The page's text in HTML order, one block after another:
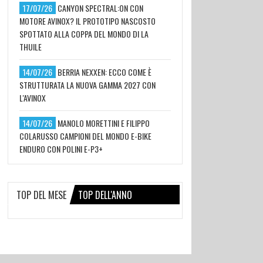
17/07/26 CANYON SPECTRAL:ON CON
MOTORE AVINOX? IL PROTOTIPO NASCOSTO
SPOTTATO ALLA COPPA DEL MONDO DI LA
THUILE
14/07/26 BERRIA NEXXEN: ECCO COME È
STRUTTURATA LA NUOVA GAMMA 2027 CON
L'AVINOX
14/07/26 MANOLO MORETTINI E FILIPPO
COLARUSSO CAMPIONI DEL MONDO E-BIKE
ENDURO CON POLINI E-P3+
TOP DEL MESE TOP DELL'ANNO